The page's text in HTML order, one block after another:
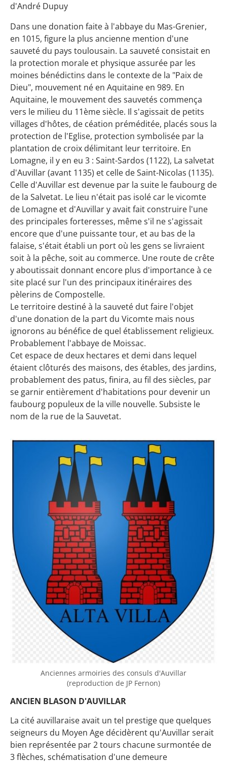
d'André Dupuy
Dans une donation faite à l'abbaye du Mas-Grenier,
en 1015, figure la plus ancienne mention d'une
sauveté du pays toulousain. La sauveté consistait en
la protection morale et physique assurée par les
moines bénédictins dans le contexte de la "Paix de
Dieu", mouvement né en Aquitaine en 989. En
Aquitaine, le mouvement des sauvetés commença
vers le milieu du 11ème siècle. Il s'agissait de petits
villages d'hôtes, de céation préméditée, placés sous la
protection de l'Eglise, protection symbolisée par la
plantation de croix délimitant leur territoire. En
Lomagne, il y en eu 3 : Saint-Sardos (1122), La salvetat
d'Auvillar (avant 1135) et celle de Saint-Nicolas (1135).
Celle d'Auvillar est devenue par la suite le faubourg de
de la Salvetat. Le lieu n'était pas isolé car le vicomte
de Lomagne et d'Auvillar y avait fait construire l'une
des principales forteresses, même s'il ne s'agissait
encore que d'une puissante tour, et au bas de la
falaise, s'était établi un port où les gens se livraient
soit à la pêche, soit au commerce. Une route de crête
y aboutissait donnant encore plus d'importance à ce
site placé sur l'un des principaux itinéraires des
pèlerins de Compostelle.
Le territoire destiné à la sauveté dut faire l'objet
d'une donation de la part du Vicomte mais nous
ignorons au bénéfice de quel établissement religieux.
Probablement l'abbaye de Moissac.
Cet espace de deux hectares et demi dans lequel
étaient clôturés des maisons, des étables, des jardins,
probablement des patus, finira, au fil des siècles, par
se garnir entièrement d'habitations pour devenir un
faubourg populeux de la ville nouvelle. Subsiste le
nom de la rue de la Sauvetat.
Anciennes armoiries des consuls d'Auvillar
(reproduction de JP Fernon)
ANCIEN BLASON D'AUVILLAR
La cité auvillaraise avait un tel prestige que quelques
seigneurs du Moyen Age décidèrent qu'Auvillar serait
bien représentée par 2 tours chacune surmontée de
3 flèches, schématisation d'une demeure